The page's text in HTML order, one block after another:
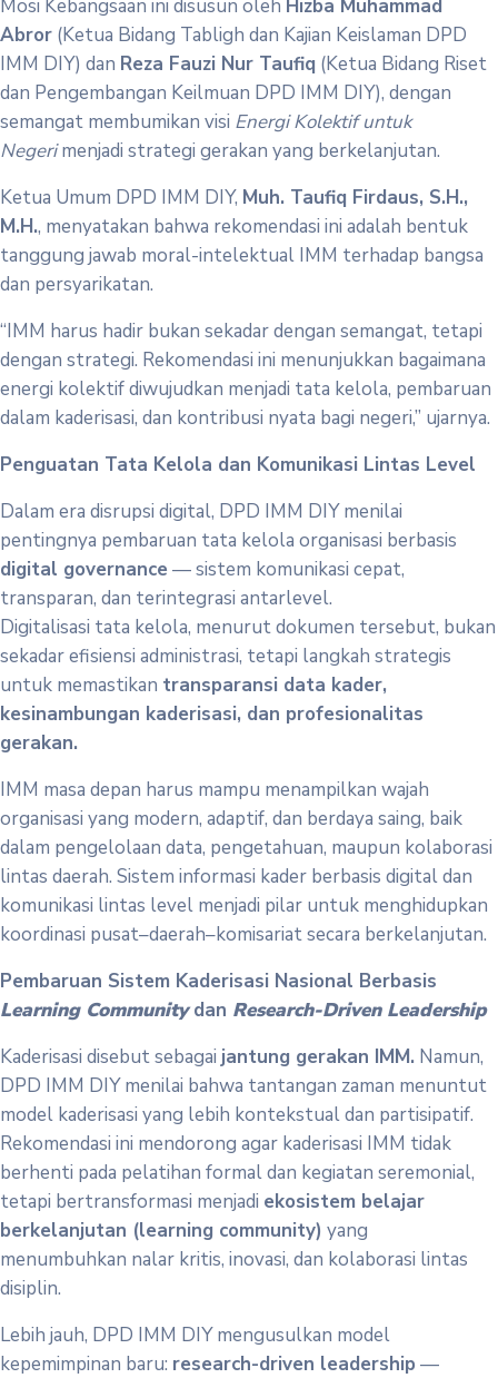
Mosi Kebangsaan ini disusun oleh Hizba Muhammad
Abror (Ketua Bidang Tabligh dan Kajian Keislaman DPD
IMM DIY) dan Reza Fauzi Nur Taufiq (Ketua Bidang Riset
dan Pengembangan Keilmuan DPD IMM DIY), dengan
semangat membumikan visi Energi Kolektif untuk
Negerimenjadi strategi gerakan yang berkelanjutan.
Ketua Umum DPD IMM DIY, Muh. Taufiq Firdaus, S.H.,
M.H., menyatakan bahwa rekomendasi ini adalah bentuk
tanggung jawab moral-intelektual IMM terhadap bangsa
dan persyarikatan.
“IMM harus hadir bukan sekadar dengan semangat, tetapi
dengan strategi. Rekomendasi ini menunjukkan bagaimana
energi kolektif diwujudkan menjadi tata kelola, pembaruan
dalam kaderisasi, dan kontribusi nyata bagi negeri,” ujarnya.
Penguatan Tata Kelola dan Komunikasi Lintas Level
Dalam era disrupsi digital, DPD IMM DIY menilai
pentingnya pembaruan tata kelola organisasi berbasis
digital governance — sistem komunikasi cepat,
transparan, dan terintegrasi antarlevel.
Digitalisasi tata kelola, menurut dokumen tersebut, bukan
sekadar efisiensi administrasi, tetapi langkah strategis
untuk memastikan transparansi data kader,
kesinambungan kaderisasi, dan profesionalitas
gerakan.
IMM masa depan harus mampu menampilkan wajah
organisasi yang modern, adaptif, dan berdaya saing, baik
dalam pengelolaan data, pengetahuan, maupun kolaborasi
lintas daerah. Sistem informasi kader berbasis digital dan
komunikasi lintas level menjadi pilar untuk menghidupkan
koordinasi pusat–daerah–komisariat secara berkelanjutan.
Pembaruan Sistem Kaderisasi Nasional Berbasis
Learning Communitydan Research-Driven Leadership
Kaderisasi disebut sebagai jantung gerakan IMM. Namun,
DPD IMM DIY menilai bahwa tantangan zaman menuntut
model kaderisasi yang lebih kontekstual dan partisipatif.
Rekomendasi ini mendorong agar kaderisasi IMM tidak
berhenti pada pelatihan formal dan kegiatan seremonial,
tetapi bertransformasi menjadi ekosistem belajar
berkelanjutan (learning community) yang
menumbuhkan nalar kritis, inovasi, dan kolaborasi lintas
disiplin.
Lebih jauh, DPD IMM DIY mengusulkan model
kepemimpinan baru: research-driven leadership —